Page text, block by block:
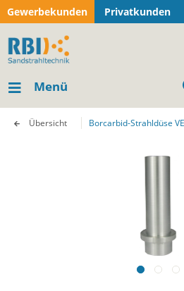
Gewerbekunden Privatkunden
Menü
Übersicht Borcarbid-Strahldüse